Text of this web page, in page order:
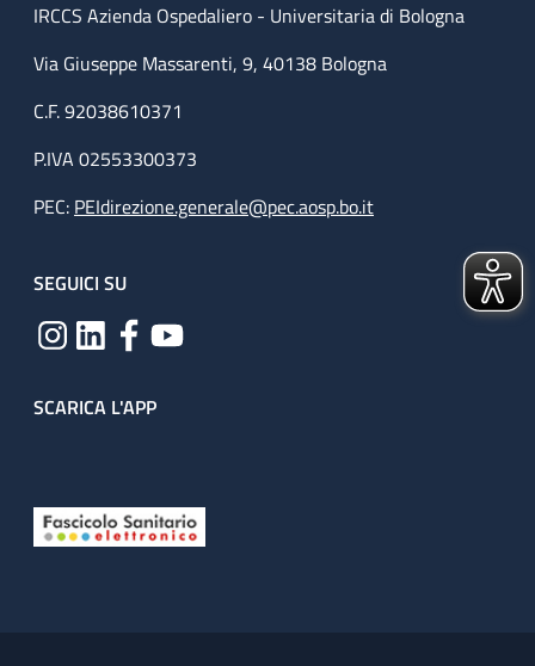
IRCCS Azienda Ospedaliero - Universitaria di Bologna
Via Giuseppe Massarenti, 9, 40138 Bologna
C.F. 92038610371
P.IVA 02553300373
PEC: PEIdirezione.generale@pec.aosp.bo.it
SEGUICI SU
SCARICA L'APP